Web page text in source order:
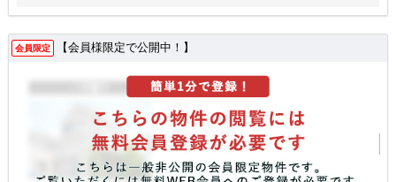
会員限定 【会員様限定で公開中！】